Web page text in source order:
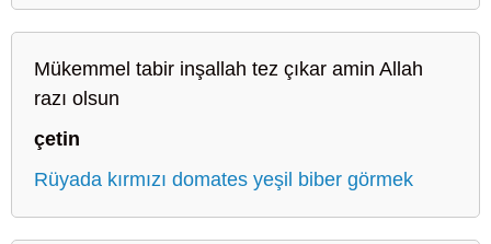
Mükemmel tabir inşallah tez çıkar amin Allah
razı olsun
çetin
Rüyada kırmızı domates yeşil biber görmek